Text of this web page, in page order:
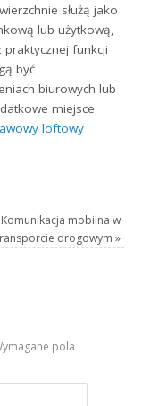
służą jako
lub użytkową,
funkcji
być
biurowych lub
miejsce
loftowy
Komunikacja mobilna w
drogowym »
pola